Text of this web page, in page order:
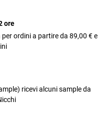
ore
ordini a partire da 89,00 € e
ricevi alcuni sample da